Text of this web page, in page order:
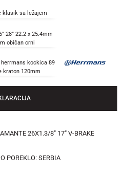
klasik sa ležajem
28” 22.2 x 25.4mm
običan crni
herrmans kockica 89
kraton 120mm
26X1.3/8" 17" V-BRAKE
POREKLO: SERBIA